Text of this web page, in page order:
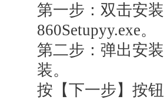
第一步：双击安
860Setupyy.exe。
第二步：弹出安
装。
按【下一步】按